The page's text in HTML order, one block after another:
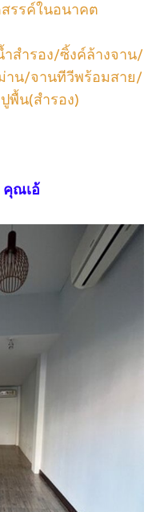
รรค์ในอนาคต
สำรอง/ซิ้งค์ล้างจาน/
าน/จานทีวีพร้อมสาย/
พื้น(สำรอง)
คุณเอ้